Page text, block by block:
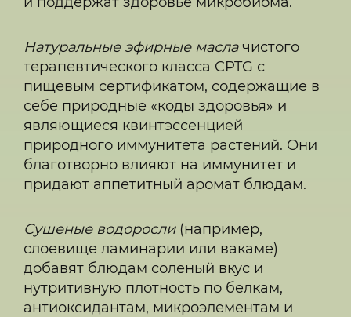
Натуральные эфирные маслачистого
терапевтического класса CPTG с
пищевым сертификатом, содержащие в
себе природные «коды здоровья» и
являющиеся квинтэссенцией
природного иммунитета растений. Они
благотворно влияют на иммунитет и
придают аппетитный аромат блюдам.
Сушеные водоросли(например,
слоевище ламинарии или вакаме)
добавят блюдам соленый вкус и
нутритивную плотность по белкам,
антиоксидантам, микроэлементам и